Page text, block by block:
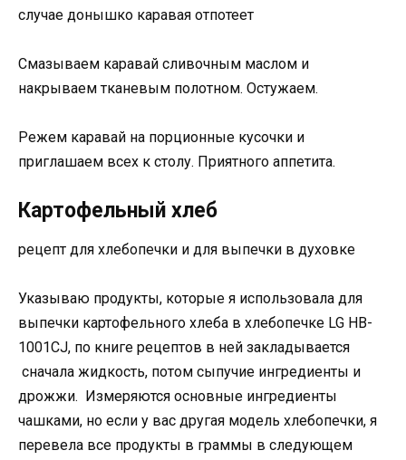
случае донышко каравая отпотеет
Смазываем каравай сливочным маслом и
накрываем тканевым полотном. Остужаем.
Режем каравай на порционные кусочки и
приглашаем всех к столу. Приятного аппетита.
Картофельный хлеб
рецепт для хлебопечки и для выпечки в духовке
Указываю продукты, которые я использовала для
выпечки картофельного хлеба в хлебопечке LG HB-
1001CJ, по книге рецептов в ней закладывается
сначала жидкость, потом сыпучие ингредиенты и
дрожжи. Измеряются основные ингредиенты
чашками, но если у вас другая модель хлебопечки, я
перевела все продукты в граммы в следующем